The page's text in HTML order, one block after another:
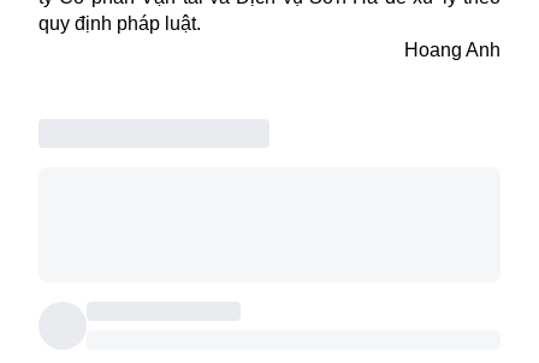
quy định pháp luật.
Hoang Anh